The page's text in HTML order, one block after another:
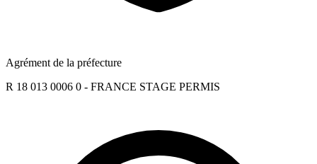
Agrément de la préfecture
R 18 013 0006 0 - FRANCE STAGE PERMIS